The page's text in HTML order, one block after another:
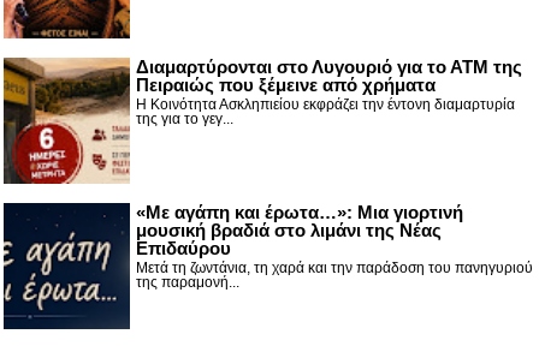
Διαμαρτύρονται στο Λυγουριό για το ΑΤΜ της
Πειραιώς που ξέμεινε από χρήματα
Η Κοινότητα Ασκληπιείου εκφράζει την έντονη διαμαρτυρία
της για το γεγ...
«Με αγάπη και έρωτα…»: Μια γιορτινή
μουσική βραδιά στο λιμάνι της Νέας
Επιδαύρου
Μετά τη ζωντάνια, τη χαρά και την παράδοση του πανηγυριού
της παραμονή...